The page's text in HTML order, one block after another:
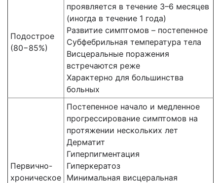
Подострое
(80−85%)
проявляется в течение 3–6 месяцев
(иногда в течение 1 года)
Развитие симптомов – постепенное
Субфебрильная температура тела
Висцеральные поражения
встречаются реже
Характерно для большинства
больных
Первично-
хроническое
Постепенное начало и медленное
прогрессирование симптомов на
протяжении нескольких лет
Дерматит
Гиперпигментация
Гиперкератоз
Минимальная висцеральная